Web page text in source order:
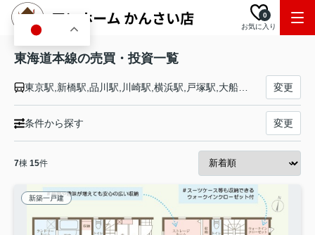
お気に入り
0
東海道本線の売買・投資一覧
変更
条件から探す 変更
7棟 15件
新築一戸建